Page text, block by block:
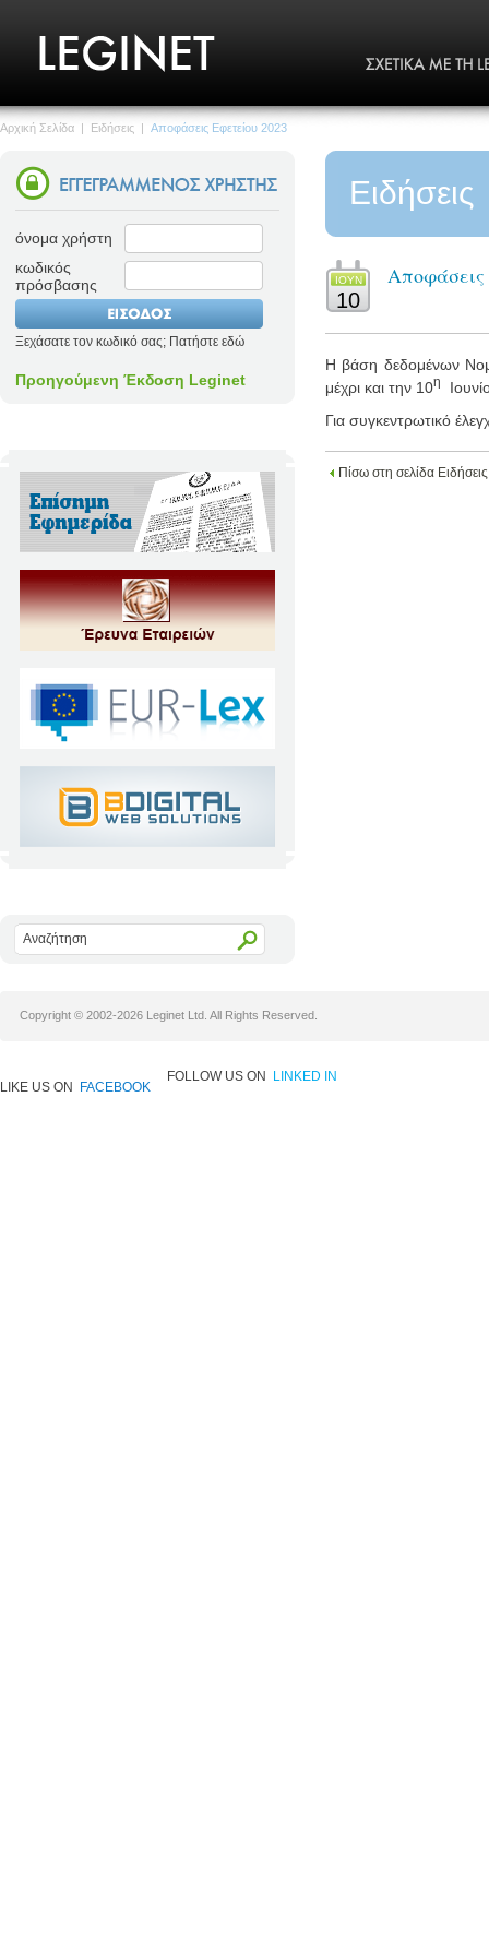
Αρχική Σελίδα | Ειδήσεις | Αποφάσεις Εφετείου 2023
όνομα χρήστη
κωδικός
πρόσβασης
Ξεχάσατε τον κωδικό σας; Πατήστε εδώ
Προηγούμενη Έκδοση Leginet
Ειδήσεις
ΙΟΥΝ
10
Αποφάσεις
Η βάση δεδομένων
μέχρι και την 10η
Για συγκεντρωτικό
Πίσω στη σελίδα Ειδήσεις
Copyright © 2002-2026 Leginet Ltd. All Rights Reserved.
LIKE US ON FACEBOOK
FOLLOW US ON LINKED IN